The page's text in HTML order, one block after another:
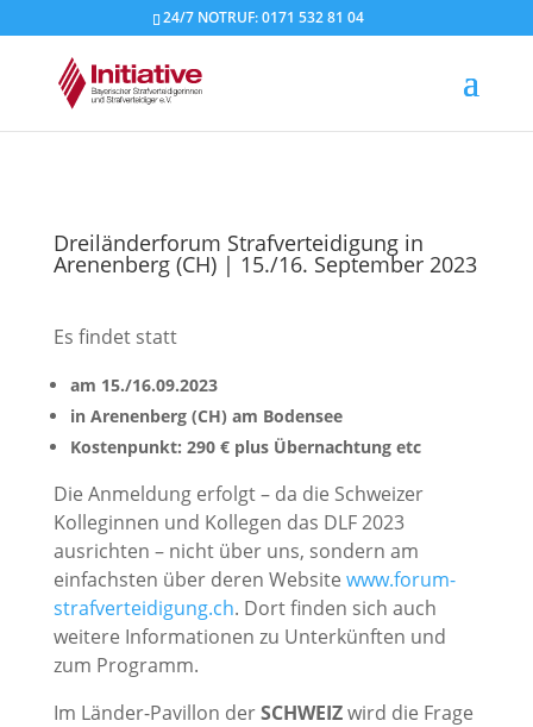
24/7 NOTRUF: 0171 532 81 04
Dreiländerforum Strafverteidigung in
Arenenberg (CH) | 15./16. September 2023
Es findet statt
am 15./16.09.2023
in Arenenberg (CH) am Bodensee
Kostenpunkt: 290 € plus Übernachtung etc
Die Anmeldung erfolgt – da die Schweizer
Kolleginnen und Kollegen das DLF 2023
ausrichten – nicht über uns, sondern am
einfachsten über deren Website www.forum-
strafverteidigung.ch. Dort finden sich auch
weitere Informationen zu Unterkünften und
zum Programm.
Im Länder-Pavillon derSCHWEIZwird die Frage